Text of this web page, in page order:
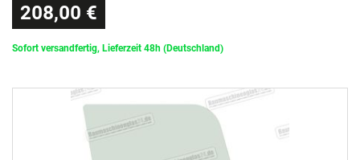
208,00 €
Sofort versandfertig, Lieferzeit 48h (Deutschland)